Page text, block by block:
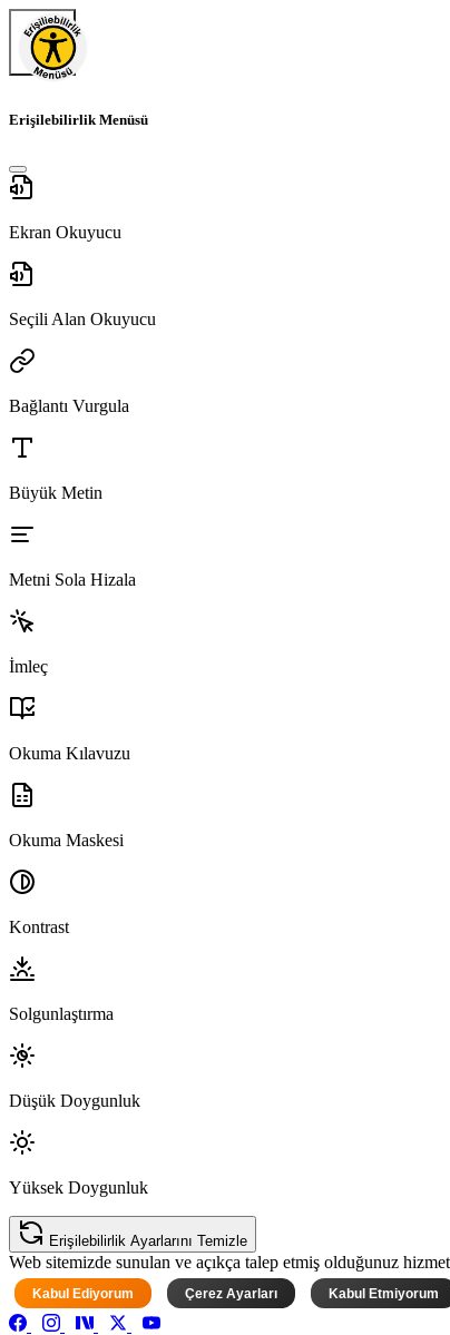
Erişilebilirlik Menüsü
Ekran Okuyucu
Seçili Alan Okuyucu
Bağlantı Vurgula
Büyük Metin
Metni Sola Hizala
İmleç
Okuma Kılavuzu
Okuma Maskesi
Kontrast
Solgunlaştırma
Düşük Doygunluk
Yüksek Doygunluk
Erişilebilirlik Ayarlarını Temizle
Web sitemizde sunulan ve açıkça talep etmiş olduğunuz
Kabul Ediyorum Çerez Ayarları Kabul Etmiyorum